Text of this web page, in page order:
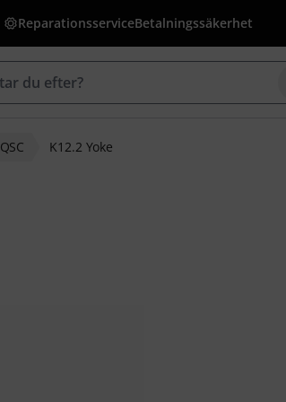
ReparationsserviceBetalningssäkerhet
QSC K12.2 Yoke